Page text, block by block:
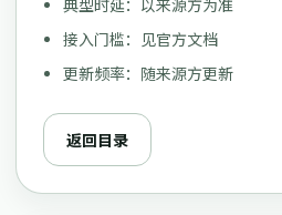
典型时延：以来源方为准
接入门槛：见官方文档
更新频率：随来源方更新
返回目录